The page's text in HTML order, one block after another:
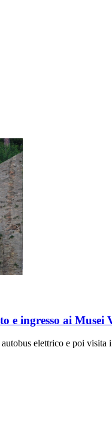
e ingresso ai Musei
elettrico e poi visita